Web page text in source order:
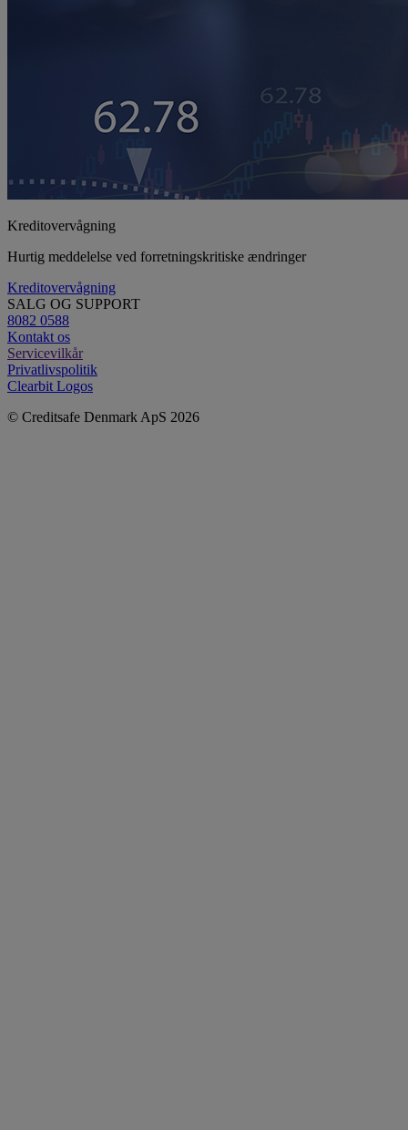
Kreditovervågning
Hurtig meddelelse ved forretningskritiske ændringer
Kreditovervågning
SALG OG SUPPORT
8082 0588
Kontakt os
Servicevilkår
Privatlivspolitik
Clearbit Logos
© Creditsafe Denmark ApS 2026